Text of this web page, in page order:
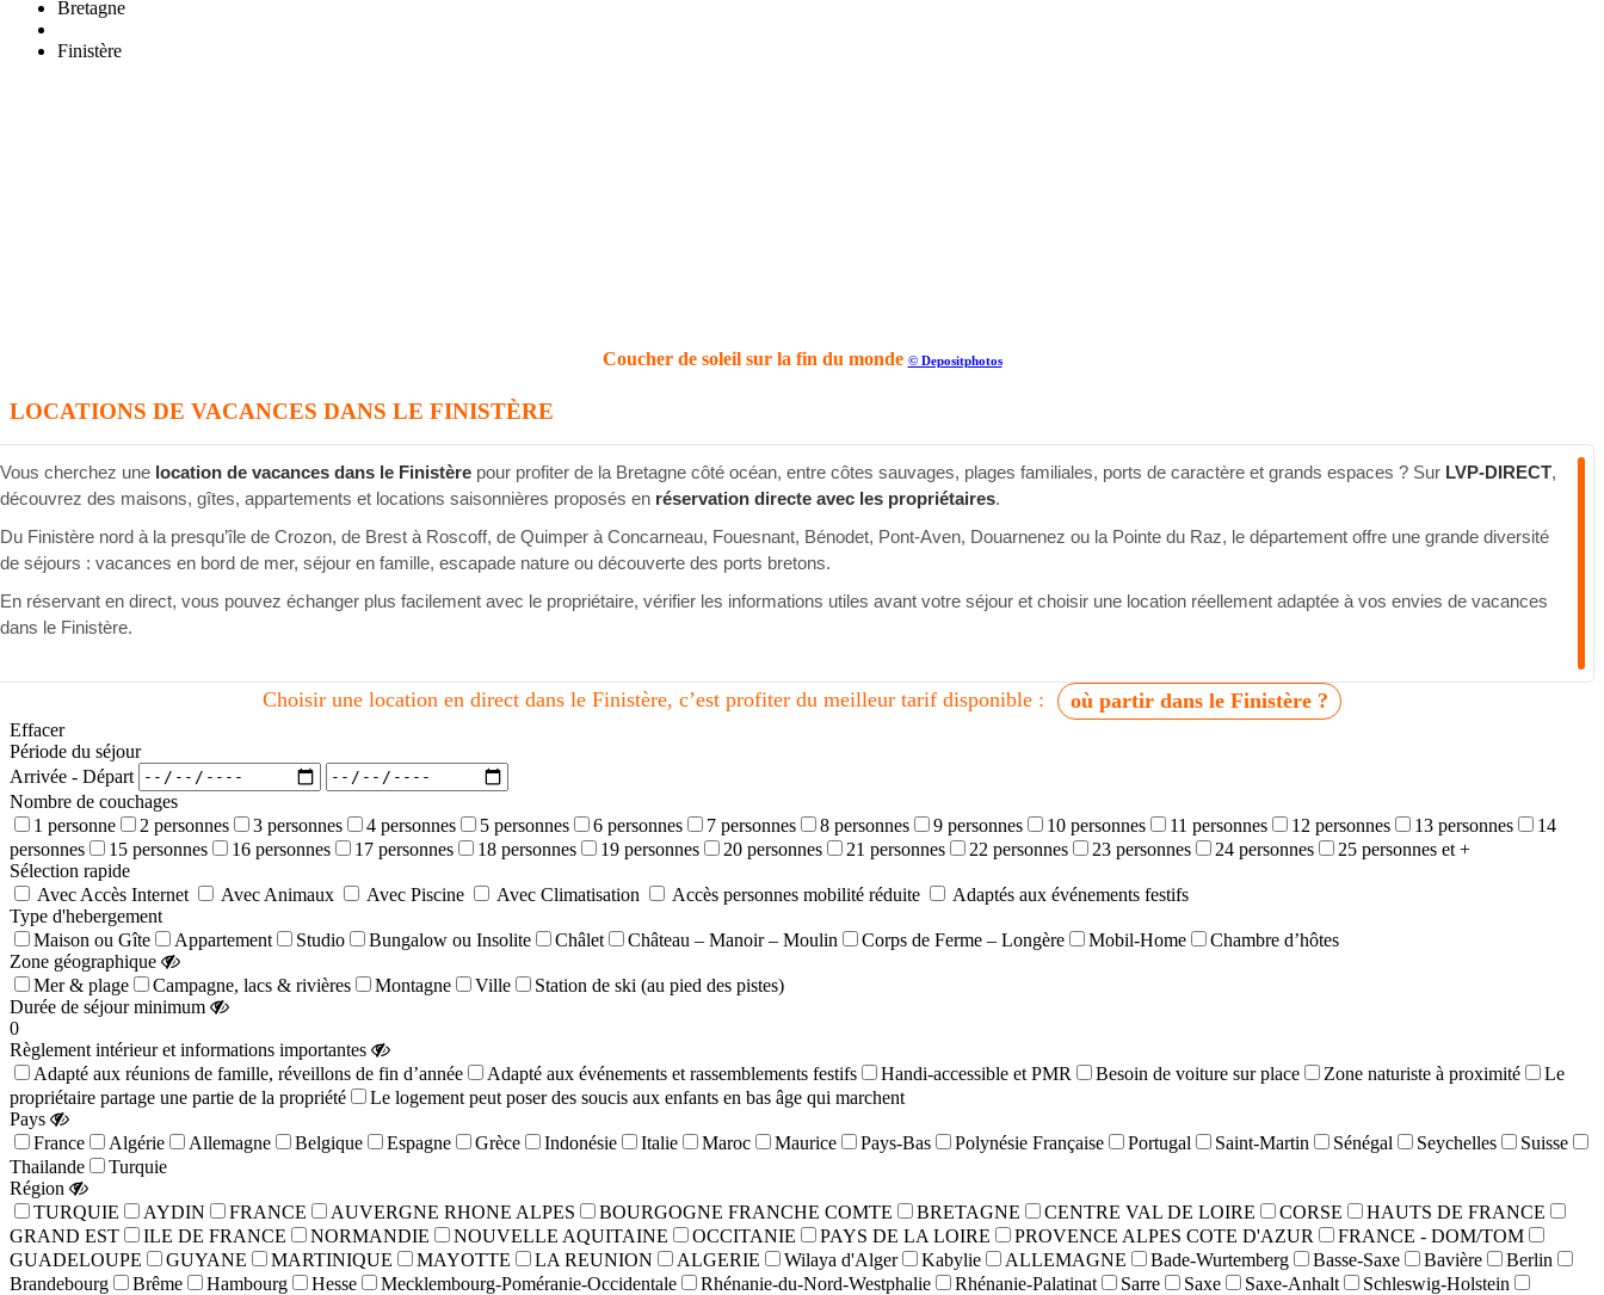
Bretagne
Finistère
Coucher de soleil sur la fin du monde © Depositphotos
LOCATIONS DE VACANCES DANS LE FINISTÈRE
Vous cherchez une location de vacances dans le Finistère pour profiter de la Bretagne côté océan, entre côtes sauvages, plages familiales, ports de caractère et grands espaces ? Sur LVP-DIRECT,
découvrez des maisons, gîtes, appartements et locations saisonnières proposés en réservation directe avec les propriétaires.
Du Finistère nord à la presqu’île de Crozon, de Brest à Roscoff, de Quimper à Concarneau, Fouesnant, Bénodet, Pont-Aven, Douarnenez ou la Pointe du Raz, le département offre une grande diversité
de séjours : vacances en bord de mer, séjour en famille, escapade nature ou découverte des ports bretons.
En réservant en direct, vous pouvez échanger plus facilement avec le propriétaire, vérifier les informations utiles avant votre séjour et choisir une location réellement adaptée à vos envies de vacances
dans le Finistère.
Choisir une location en direct dans le Finistère, c’est profiter du meilleur tarif disponible : où partir dans le Finistère ?
Effacer
Période du séjour
Arrivée - Départ
Nombre de couchages
1 personne
2 personnes 3 personnes 4 personnes 5 personnes 6 personnes 7 personnes 8 personnes 9 personnes 10 personnes 11 personnes 12 personnes 13 personnes
14
personnes
15 personnes 16 personnes 17 personnes 18 personnes 19 personnes 20 personnes 21 personnes 22 personnes 23 personnes 24 personnes
25 personnes et +
Sélection rapide
Avec Accès Internet
Avec Animaux Avec Piscine Avec Climatisation Accès personnes mobilité réduite
Adaptés aux événements festifs
Type d'hebergement
Maison ou Gîte
Appartement Studio Bungalow ou Insolite Châlet Château – Manoir – Moulin Corps de Ferme – Longère Mobil-Home
Chambre d’hôtes
Zone géographique
Mer & plage
Campagne, lacs & rivières Montagne Ville
Station de ski (au pied des pistes)
Durée de séjour minimum
0
Règlement intérieur et informations importantes
Adapté aux réunions de famille, réveillons de fin d’année
Adapté aux événements et rassemblements festifs Handi-accessible et PMR Besoin de voiture sur place Zone naturiste à proximité
Le
propriétaire partage une partie de la propriété
Le logement peut poser des soucis aux enfants en bas âge qui marchent
Pays
France
Algérie Allemagne Belgique Espagne Grèce Indonésie Italie Maroc Maurice Pays-Bas Polynésie Française Portugal Saint-Martin Sénégal Seychelles
Suisse
Thailande
Turquie
Région
TURQUIE
AYDIN FRANCE AUVERGNE RHONE ALPES BOURGOGNE FRANCHE COMTE BRETAGNE CENTRE VAL DE LOIRE CORSE
HAUTS DE FRANCE
GRAND EST
ILE DE FRANCE NORMANDIE NOUVELLE AQUITAINE OCCITANIE PAYS DE LA LOIRE PROVENCE ALPES COTE D'AZUR
FRANCE - DOM/TOM
GUADELOUPE
GUYANE MARTINIQUE MAYOTTE LA REUNION ALGERIE Wilaya d'Alger Kabylie ALLEMAGNE Bade-Wurtemberg Basse-Saxe Bavière
Berlin
Brandebourg
Brême Hambourg Hesse Mecklembourg-Poméranie-Occidentale Rhénanie-du-Nord-Westphalie Rhénanie-Palatinat Sarre Saxe Saxe-Anhalt
Schleswig-Holstein